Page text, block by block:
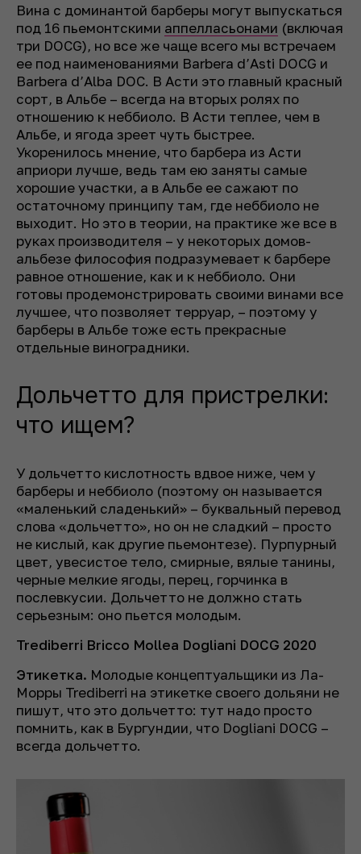
Вина с доминантой барберы могут выпускаться
под 16 пьемонтскими аппелласьонами (включая
три DOCG), но все же чаще всего мы встречаем
ее под наименованиями Barbera d’Asti DOCG и
Barbera d’Alba DOC. В Асти это главный красный
сорт, в Альбе – всегда на вторых ролях по
отношению к неббиоло. В Асти теплее, чем в
Альбе, и ягода зреет чуть быстрее.
Укоренилось мнение, что барбера из Асти
априори лучше, ведь там ею заняты самые
хорошие участки, а в Альбе ее сажают по
остаточному принципу там, где неббиоло не
выходит. Но это в теории, на практике же все в
руках производителя – у некоторых домов-
альбезе философия подразумевает к барбере
равное отношение, как и к неббиоло. Они
готовы продемонстрировать своими винами все
лучшее, что позволяет терруар, – поэтому у
барберы в Альбе тоже есть прекрасные
отдельные виноградники.
Дольчетто для пристрелки:
что ищем?
У дольчетто кислотность вдвое ниже, чем у
барберы и неббиоло (поэтому он называется
«маленький сладенький» – буквальный перевод
слова «дольчетто», но он не сладкий – просто
не кислый, как другие пьемонтезе). Пурпурный
цвет, увесистое тело, смирные, вялые танины,
черные мелкие ягоды, перец, горчинка в
послевкусии. Дольчетто не должно стать
серьезным: оно пьется молодым.
Trediberri Bricco Mollea Dogliani DOCG 2020
Этикетка. Молодые концептуальщики из Ла-
Морры Trediberri на этикетке своего дольяни не
пишут, что это дольчетто: тут надо просто
помнить, как в Бургундии, что Dogliani DOCG –
всегда дольчетто.